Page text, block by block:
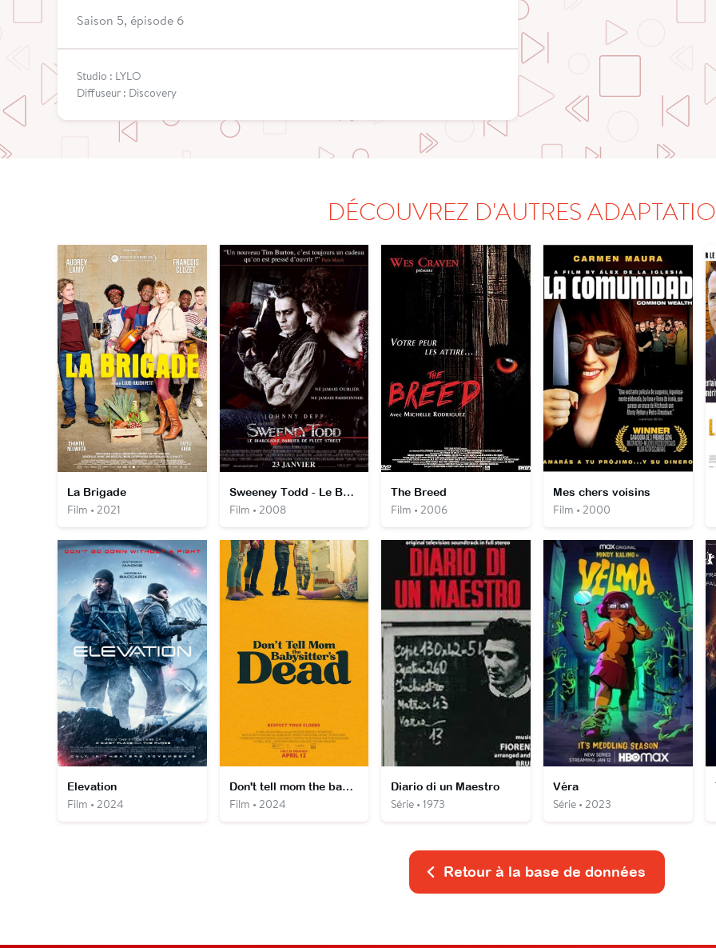
Saison 5, épisode 6
Studio : LYLO
Diffuseur : Discovery
DÉCOUVREZ D'AUTRES
La Brigade
Film • 2021
Sweeney Todd - Le Barbier Diabolique de Fleet Street
Film • 2008
The Breed
Film • 2006
Mes chers voisins
Film • 2000
Elevation
Film • 2024
Don't tell mom the babysitter's dead
Film • 2024
Diario di un Maestro
Série • 1973
Véra
Série • 2023
Retour à la base de données